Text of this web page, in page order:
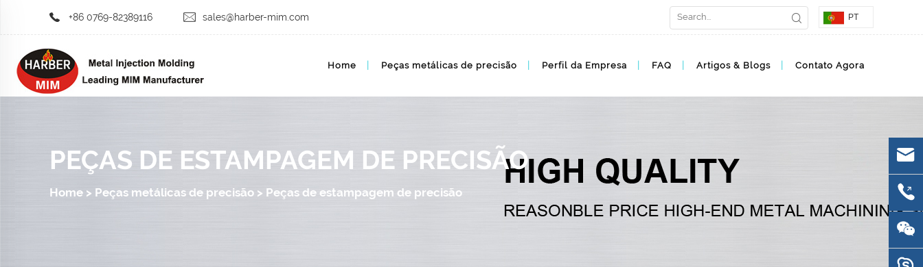
+86 0769-82389116 sales@harber-mim.com PT
Home Peças metálicas de precisão Perfil da Empresa FAQ Artigos & Blogs Contato Agora
PEÇAS DE ESTAMPAGEM DE PRECISÃO
Home > Peças metálicas de precisão > Peças de estampagem de precisão